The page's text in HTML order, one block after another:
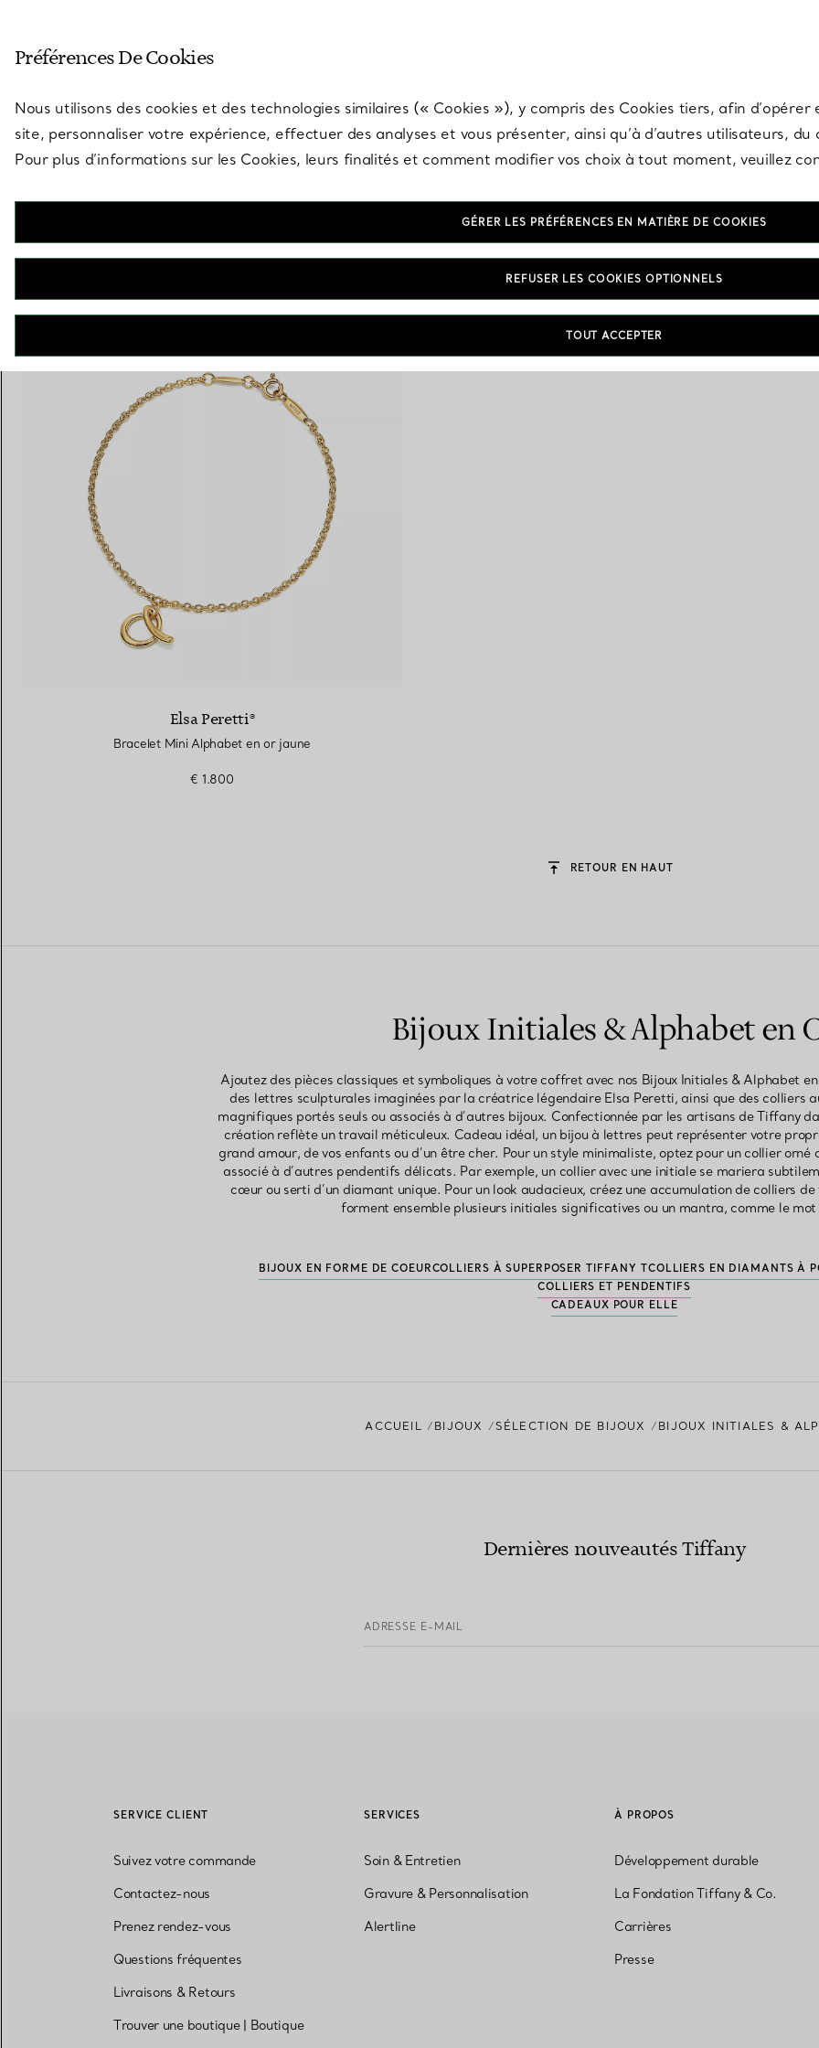
Alliances pour femme Alliances pour hommes
rendez-vous
1 PRODUIT
Bijoux Initiales & Alphabet en
Or
Elsa Peretti®
Bracelet Mini Alphabet en or jaune
€ 1.800
RETOUR EN HAUT
Bijoux Initiales & Alphabet en
Ajoutez des pièces classiques et symboliques à votre coffret avec nos Bijoux Initiales & Alphabet
des lettres sculpturales imaginées par la créatrice légendaire Elsa Peretti, ainsi que des colliers
magnifiques portés seuls ou associés à d’autres bijoux. Confectionnée par les artisans de Tiffany
création reflète un travail méticuleux. Cadeau idéal, un bijou à lettres peut représenter votre
grand amour, de vos enfants ou d’un être cher. Pour un style minimaliste, optez pour un collier orné
associé à d’autres pendentifs délicats. Par exemple, un collier avec une initiale se mariera
cœur ou serti d’un diamant unique. Pour un look audacieux, créez une accumulation de colliers
forment ensemble plusieurs initiales significatives ou un mantra, comme le
BIJOUX EN FORME DE COEURCOLLIERS À SUPERPOSER TIFFANY TCOLLIERS EN DIAMANTS À
COLLIERS ET PENDENTIFS
CADEAUX POUR ELLE
ACCUEIL BIJOUX SÉLECTION DE BIJOUX BIJOUX INITIALES &
Dernières nouveautés Tiffany
ADRESSE E-MAIL
SERVICE CLIENT
Suivez votre commande
Contactez-nous
Prenez rendez-vous
Questions fréquentes
Livraisons & Retours
Trouver une boutique| Boutique
SERVICES
Soin & Entretien
Gravure & Personnalisation
Alertline
À PROPOS
Développement durable
La Fondation Tiffany & Co.
Carrières
Presse
Préférences De Cookies
Nous utilisons des cookies et des technologies similaires (« Cookies »), y compris des Cookies tiers, afin
site, personnaliser votre expérience, effectuer des analyses et vous présenter, ainsi qu’à d’autres utilisateurs,
Pour plus d’informations sur les Cookies, leurs finalités et comment modifier vos choix à tout moment, veuillez
GÉRER LES PRÉFÉRENCES EN MATIÈRE DE COOKIES
REFUSER LES COOKIES OPTIONNELS
TOUT ACCEPTER